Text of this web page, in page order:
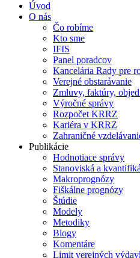
Úvod
O nás
Čo robíme
Kto sme
IFIS
Panel poradcov
Kancelária Rady pre
Verejné obstarávanie
Zmluvy, faktúry,
Výročné správy
Rozpočet KRRZ
Kariéra v KRRZ
Zahraničné
Publikácie
Hodnotiace správy
Stanoviská a
Makroprognózy
Fiškálne prognózy
Štúdie
Modely
Metodiky
Blogy
Komentáre
Limit verejných